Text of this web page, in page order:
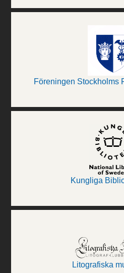
Föreningen Stockholms
Kungliga
Litografiska